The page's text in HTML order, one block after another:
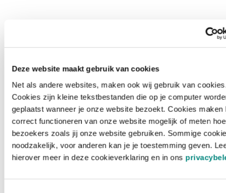
Deze website maakt gebruik van cookies
Net als andere websites, maken ook wij gebruik van
Cookies zijn kleine tekstbestanden die op je computer
geplaatst wanneer je onze website bezoekt. Cookies maken
correct functioneren van onze website mogelijk of meten hoe
bezoekers zoals jij onze website gebruiken. Sommige
noodzakelijk, voor anderen kan je je toestemming geven.
hierover meer in deze cookieverklaring en in ons